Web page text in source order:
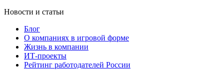
Новости и статьи
Блог
О компаниях в игровой форме
Жизнь в компании
ИТ-проекты
Рейтинг работодателей России